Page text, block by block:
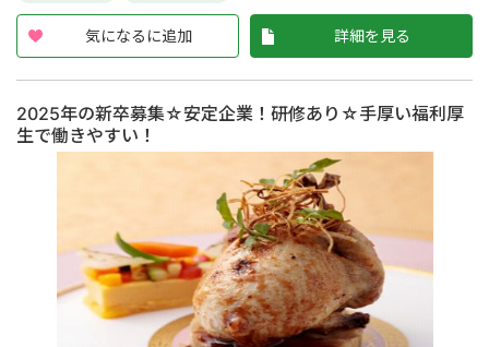
気になるに追加 詳細を見る
2025年の新卒募集☆安定企業！研修あり☆手厚い福利厚
生で働きやすい！